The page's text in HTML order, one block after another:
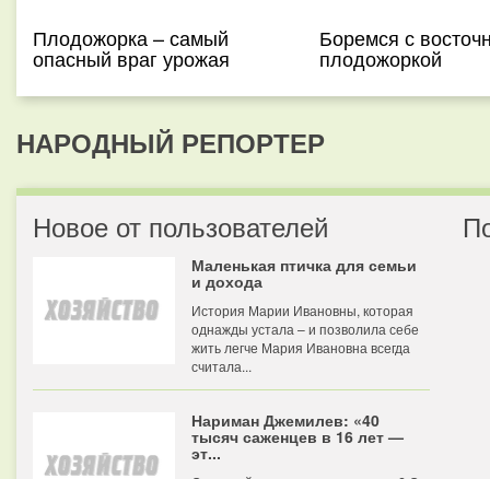
Плодожорка – самый
опасный враг урожая
Боремся с
плодожоркой
НАРОДНЫЙ РЕПОРТЕР
Новое от пользователей
Маленькая птичка для семьи
и дохода
История Марии Ивановны, которая
однажды устала – и позволила себе
жить легче Мария Ивановна всегда
считала...
Нариман Джемилев: «40
тысяч саженцев в 16 лет —
эт...